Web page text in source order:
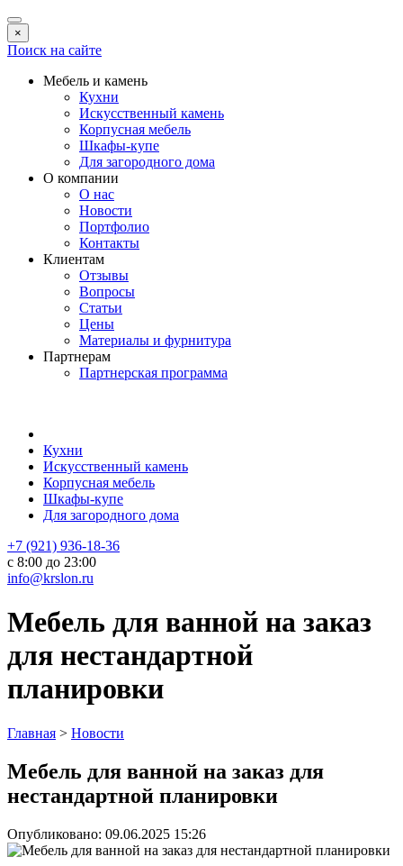
×
Поиск на сайте
Мебель и камень
Кухни
Искусственный камень
Корпусная мебель
Шкафы-купе
Для загородного дома
О компании
О нас
Новости
Портфолио
Контакты
Клиентам
Отзывы
Вопросы
Статьи
Цены
Материалы и фурнитура
Партнерам
Партнерская программа
Кухни
Искусственный камень
Корпусная мебель
Шкафы-купе
Для загородного дома
+7 (921) 936-18-36
с 8:00 до 23:00
info@krslon.ru
Мебель для ванной на заказ
для нестандартной
планировки
Главная > Новости
Мебель для ванной на заказ для
нестандартной планировки
Опубликовано: 09.06.2025 15:26